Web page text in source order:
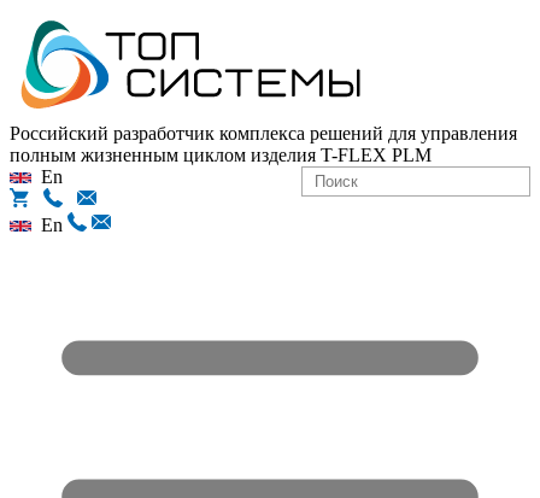
Российский разработчик комплекса решений для управления
полным жизненным циклом изделия T-FLEX PLM
En
En